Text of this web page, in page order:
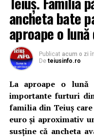
ancheta bate
aproape o
Publicat acum o zi în
De teiusinfo.ro
La aproape o
importante furturi
familia din Teiuș care
euro și aproximativ
susține că ancheta